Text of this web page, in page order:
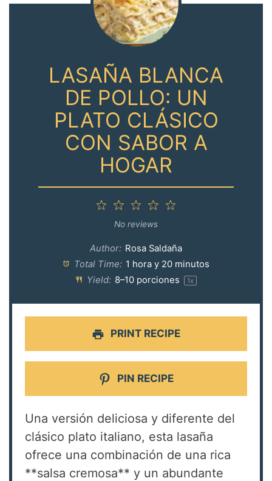
LASAÑA BLANCA
DE POLLO: UN
PLATO CLÁSICO
CON SABOR A
HOGAR
4
3
Stars
2
Stars
Star
No reviews
Author: Rosa Saldaña
Total Time: 1 hora y 20 minutos
Yield: 8–10porciones 1x
PRINT RECIPE
PIN RECIPE
Una versión deliciosa y diferente del
clásico plato italiano, esta lasaña
ofrece una combinación de una rica
**salsa cremosa** y un abundante